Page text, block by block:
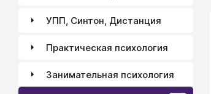
УПП, Синтон, Дистанция
Практическая психология
Занимательная психология